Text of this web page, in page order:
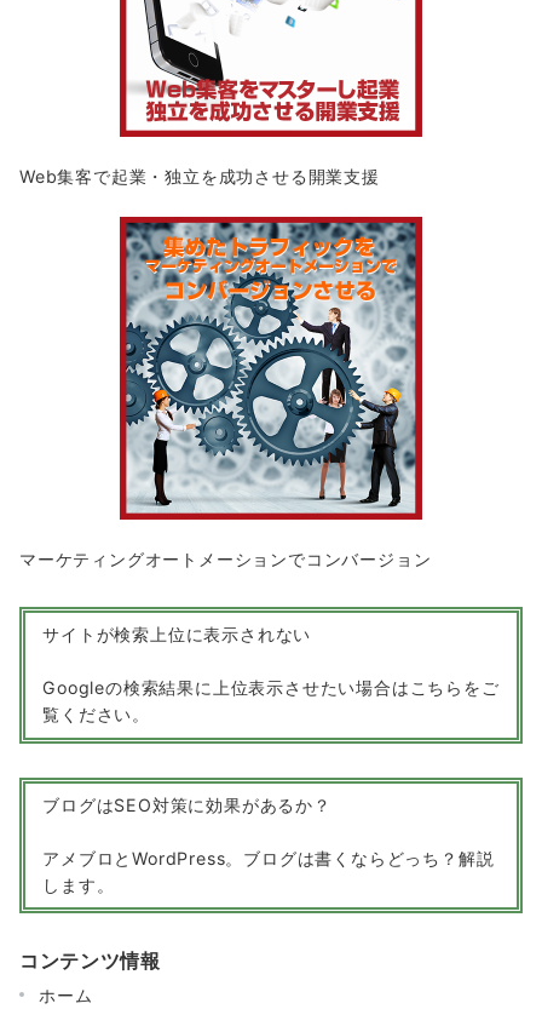
Web集客で起業・独立を成功させる開業支援
マーケティングオートメーションでコンバージョン
サイトが検索上位に表示されない
Googleの検索結果に上位表示させたい場合はこちらをご
覧ください。
ブログはSEO対策に効果があるか？
アメブロとWordPress。ブログは書くならどっち？解説
します。
コンテンツ情報
ホーム